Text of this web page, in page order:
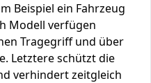
Beispiel ein Fahrzeug
Modell verfügen
Tragegriff und über
Letztere schützt die
verhindert zeitgleich